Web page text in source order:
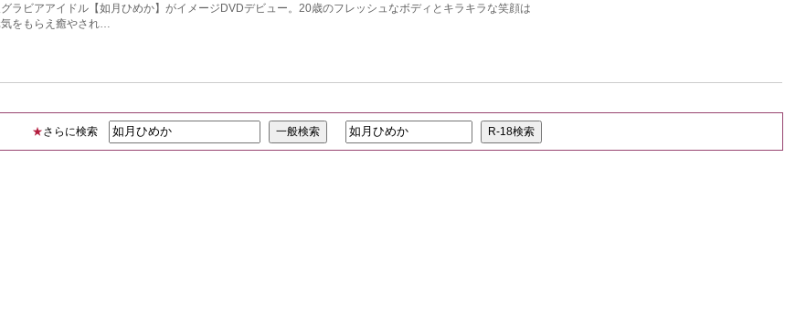
グラビアアイドル【如月ひめか】がイメージDVDデビュー。20歳のフレッシュなボディとキラキラな笑顔は
をもらえ癒やされ…
★さらに検索